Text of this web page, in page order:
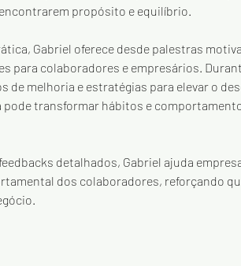
propósito e equilíbrio.
Gabriel oferece desde palestras
para colaboradores e empresários.
de melhoria e estratégias para elevar o
pode transformar hábitos e
detalhados, Gabriel ajuda
dos colaboradores, reforçando